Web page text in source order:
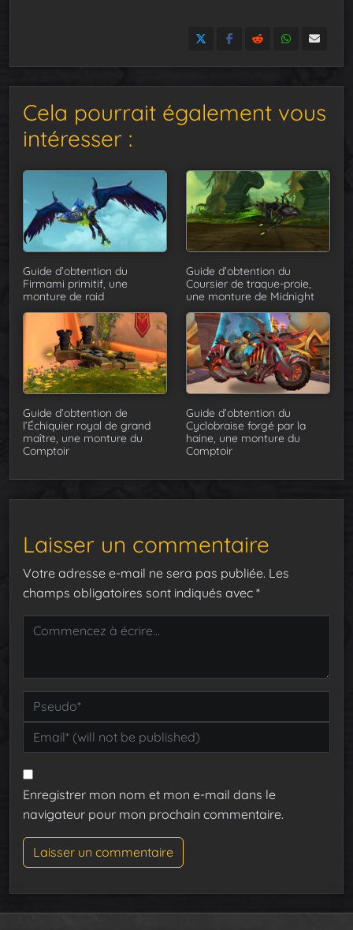
Cela pourrait également vous
intéresser :
Guide d’obtention du
Firmami primitif, une
monture de raid
Guide d’obtention du
Coursier de traque-proie,
une monture de Midnight
Guide d’obtention de
l’Échiquier royal de grand
maître, une monture du
Comptoir
Guide d’obtention du
Cyclobraise forgé par la
haine, une monture du
Comptoir
Laisser un commentaire
Votre adresse e-mail ne sera pas publiée. Les
champs obligatoires sont indiqués avec *
Enregistrer mon nom et mon e-mail dans le
navigateur pour mon prochain commentaire.